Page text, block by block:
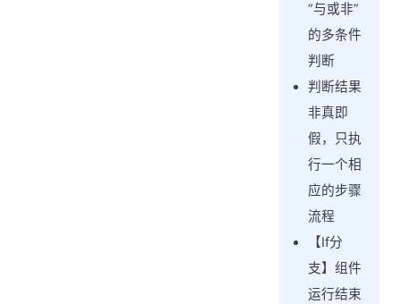
“与或非”
的多条件
判断
判断结果
非真即
假，只执
行一个相
应的步骤
流程
【If分
支】组件
运行结束